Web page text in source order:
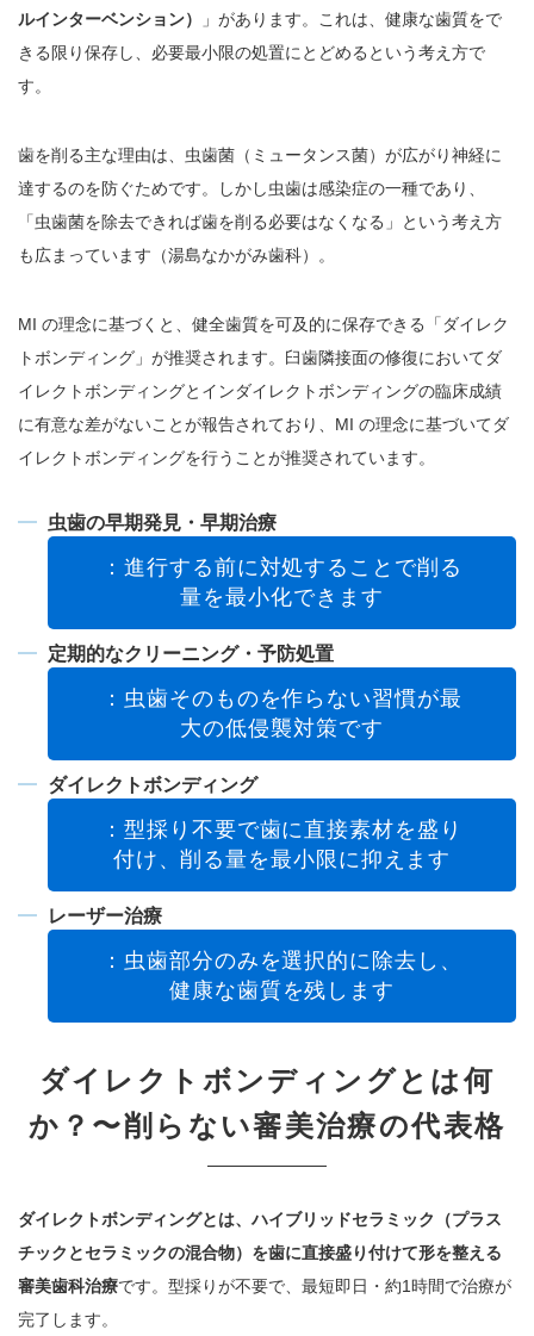
ルインターベンション）
」があります。これは、健康な歯質をで
きる限り保存し、必要最小限の処置にとどめるという考え方で
す。
歯を削る主な理由は、虫歯菌（ミュータンス菌）が広がり神経に
達するのを防ぐためです。しかし虫歯は感染症の一種であり、
「虫歯菌を除去できれば歯を削る必要はなくなる」という考え方
も広まっています（湯島なかがみ歯科）。
MI の理念に基づくと、健全歯質を可及的に保存できる「ダイレク
トボンディング」が推奨されます。臼歯隣接面の修復においてダ
イレクトボンディングとインダイレクトボンディングの臨床成績
に有意な差がないことが報告されており、MI の理念に基づいてダ
イレクトボンディングを行うことが推奨されています。
虫歯の早期発見・早期治療
：進行する前に対処することで削る
量を最小化できます
定期的なクリーニング・予防処置
：虫歯そのものを作らない習慣が最
大の低侵襲対策です
ダイレクトボンディング
：型採り不要で歯に直接素材を盛り
付け、削る量を最小限に抑えます
レーザー治療
：虫歯部分のみを選択的に除去し、
健康な歯質を残します
ダイレクトボンディングとは何
か？〜削らない審美治療の代表格
ダイレクトボンディングとは、ハイブリッドセラミック（プラス
チックとセラミックの混合物）を歯に直接盛り付けて形を整える
審美歯科治療です。型採りが不要で、最短即日・約1時間で治療が
完了します。